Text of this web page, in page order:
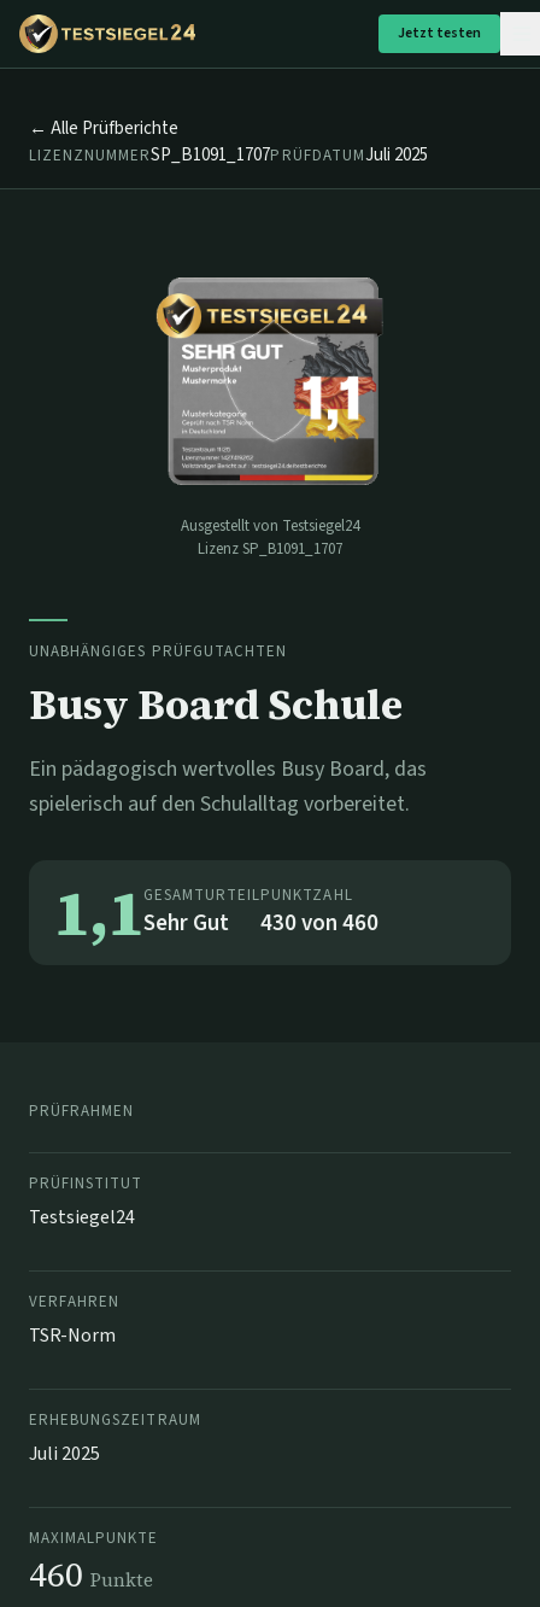
Jetzt testen
← Alle Prüfberichte
LIZENZNUMMERSP_B1091_1707PRÜFDATUMJuli 2025
Ausgestellt von Testsiegel24
LizenzSP_B1091_1707
UNABHÄNGIGES PRÜFGUTACHTEN
Busy Board Schule
Ein pädagogisch wertvolles Busy Board, das
spielerisch auf den Schulalltag vorbereitet.
1,1GESAMTURTEIL
Sehr Gut
PUNKTZAHL
430von460
PRÜFRAHMEN
PRÜFINSTITUT
Testsiegel24
VERFAHREN
TSR-Norm
ERHEBUNGSZEITRAUM
Juli 2025
MAXIMALPUNKTE
460 Punkte